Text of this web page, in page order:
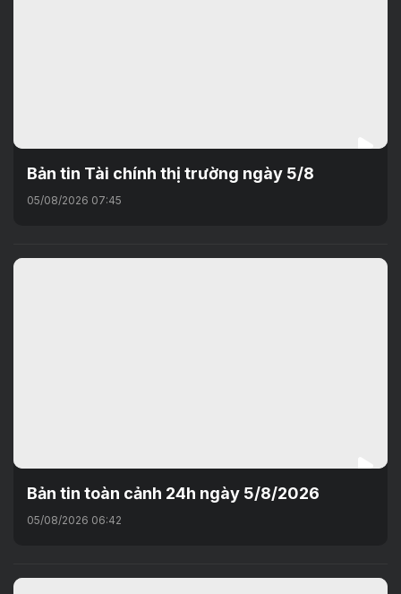
Bản tin Tài chính thị trường ngày 5/8
05/08/2026 07:45
Bản tin toàn cảnh 24h ngày 5/8/2026
05/08/2026 06:42